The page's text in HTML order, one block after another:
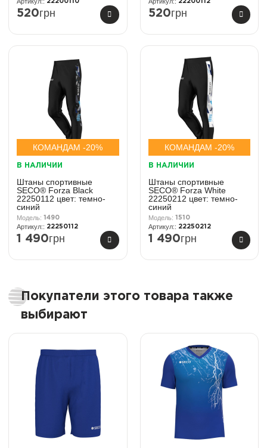
520грн 520грн
КОМАНДАМ -20%
В НАЛИЧИИ
Штаны спортивные
SECO® Forza Black
22250112 цвет: темно-
синий
1490
22250112
1 490грн
КОМАНДАМ -20%
В НАЛИЧИИ
Штаны спортивные
SECO® Forza White
22250212 цвет: темно-
синий
1510
22250212
1 490грн
Покупатели этого товара также
выбирают